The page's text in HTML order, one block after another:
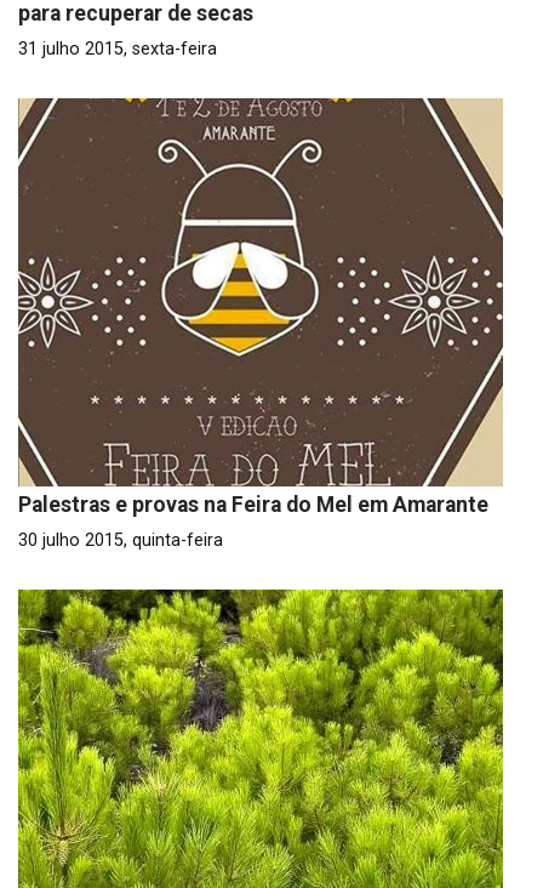
para recuperar de secas
31 julho 2015, sexta-feira
Palestras e provas na Feira do Mel em Amarante
30 julho 2015, quinta-feira